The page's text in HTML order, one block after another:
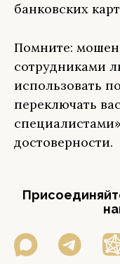
банковских
Помните:
сотрудниками
использовать
переключать
достоверности.